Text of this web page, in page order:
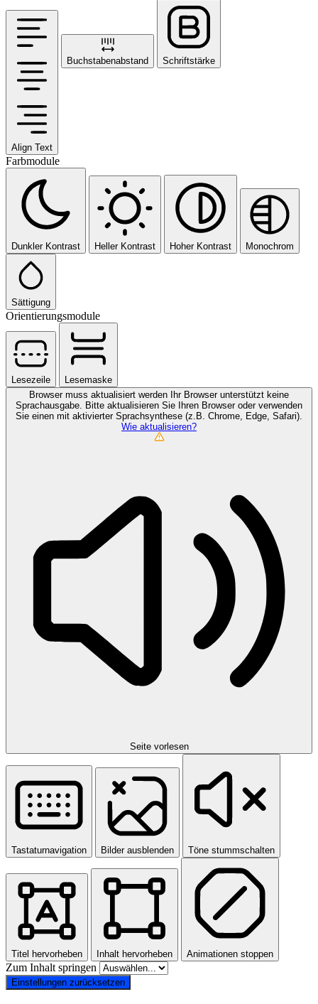
Align Text
Buchstabenabstand Schriftstärke
Farbmodule
Dunkler Kontrast Heller Kontrast Hoher Kontrast Monochrom
Sättigung
Orientierungsmodule
Lesezeile
Lesemaske
Browser muss aktualisiert werden
Ihr Browser unterstützt keine
Sprachausgabe. Bitte aktualisieren Sie Ihren Browser oder verwenden
Sie einen mit aktivierter Sprachsynthese (z.B. Chrome, Edge, Safari).
Wie aktualisieren?
Seite vorlesen
Tastaturnavigation Bilder ausblenden Töne stummschalten
Titel hervorheben Inhalt hervorheben Animationen stoppen
Zum Inhalt springen
Einstellungen zurücksetzen